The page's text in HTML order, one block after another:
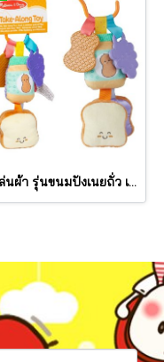
ของเล่นผ้า รุ่นขนมปังเนยถั่ว เขย่ามีเสียง PB&J Take Along Toy รุ่น 30742 ยี่ห้อ Melissa & Doug